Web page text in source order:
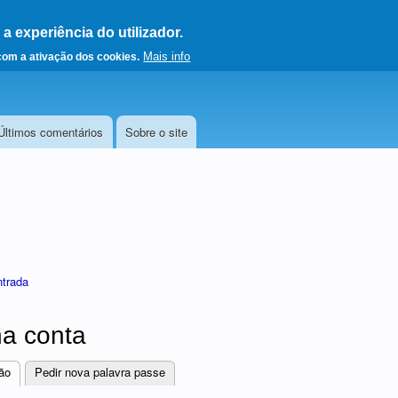
experiência do utilizador.
a ativação dos cookies. Mais info
página principal
comentários Sobre o site
conta
(separador ativo)
Pedir nova palavra passe